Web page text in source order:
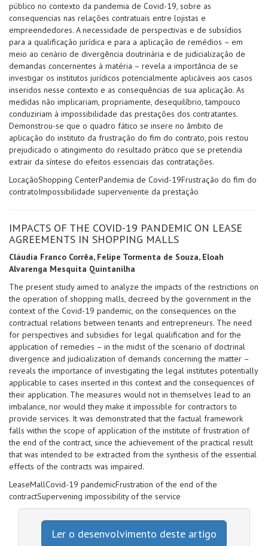
público no contexto da pandemia de Covid-19, sobre as
consequencias nas relações contratuais entre lojistas e
empreendedores. A necessidade de perspectivas e de subsídios
para a qualificação jurídica e para a aplicação de remédios – em
meio ao cenário de divergência doutrinária e de judicialização de
demandas concernentes à matéria – revela a importância de se
investigar os institutos jurídicos potencialmente aplicáveis aos casos
inseridos nesse contexto e as consequências de sua aplicação. As
medidas não implicariam, propriamente, desequilíbrio, tampouco
conduziriam à impossibilidade das prestações dos contratantes.
Demonstrou-se que o quadro fático se insere no âmbito de
aplicação do instituto da frustração do fim do contrato, pois restou
prejudicado o atingimento do resultado prático que se pretendia
extrair da síntese do efeitos essenciais das contratações.
LocaçãoShopping CenterPandemia de Covid-19Frustração do fim do
contratoImpossibilidade superveniente da prestação
IMPACTS OF THE COVID-19 PANDEMIC ON LEASE
AGREEMENTS IN SHOPPING MALLS
Cláudia Franco Corrêa, Felipe Tormenta de Souza, Eloah
Alvarenga Mesquita Quintanilha
The present study aimed to analyze the impacts of the restrictions on
the operation of shopping malls, decreed by the government in the
context of the Covid-19 pandemic, on the consequences on the
contractual relations between tenants and entrepreneurs. The need
for perspectives and subsidies for legal qualification and for the
application of remedies – in the midst of the scenario of doctrinal
divergence and judicialization of demands concerning the matter –
reveals the importance of investigating the legal institutes potentially
applicable to cases inserted in this context and the consequences of
their application. The measures would not in themselves lead to an
imbalance, nor would they make it impossible for contractors to
provide services. It was demonstrated that the factual framework
falls within the scope of application of the institute of frustration of
the end of the contract, since the achievement of the practical result
that was intended to be extracted from the synthesis of the essential
effects of the contracts was impaired.
LeaseMallCovid-19 pandemicFrustration of the end of the
contractSupervening impossibility of the service
Ler o desenvolvimento deste artigo